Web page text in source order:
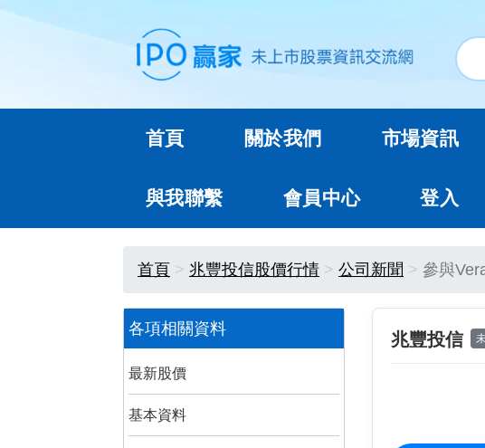
首頁 關於我們 市場資訊
與我聯繫 會員中心 登入
首頁 兆豐投信股價行情 公司新聞 參與
各項相關資料
最新股價
基本資料
兆豐投信